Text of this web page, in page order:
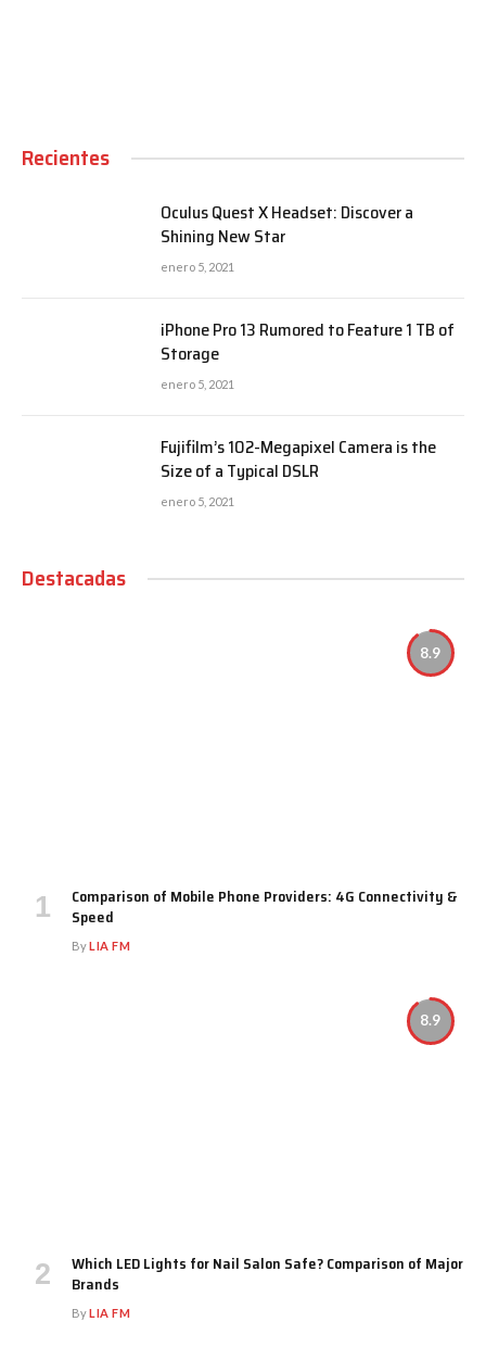
Recientes
Oculus Quest X Headset: Discover a
Shining New Star
enero 5, 2021
iPhone Pro 13 Rumored to Feature 1 TB of
Storage
enero 5, 2021
Fujifilm’s 102-Megapixel Camera is the
Size of a Typical DSLR
enero 5, 2021
Destacadas
8.9
Comparison of Mobile Phone Providers: 4G Connectivity &
Speed
ByLIA FM
8.9
Which LED Lights for Nail Salon Safe? Comparison of Major
Brands
ByLIA FM